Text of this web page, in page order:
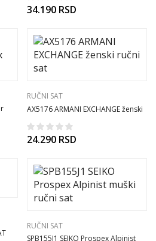
34.190 RSD
RUČNI SAT
AX5176 ARMANI EXCHANGE ženski
ručni sat
24.290 RSD
RUČNI SAT
SPB155J1 SEIKO Prospex Alpinist